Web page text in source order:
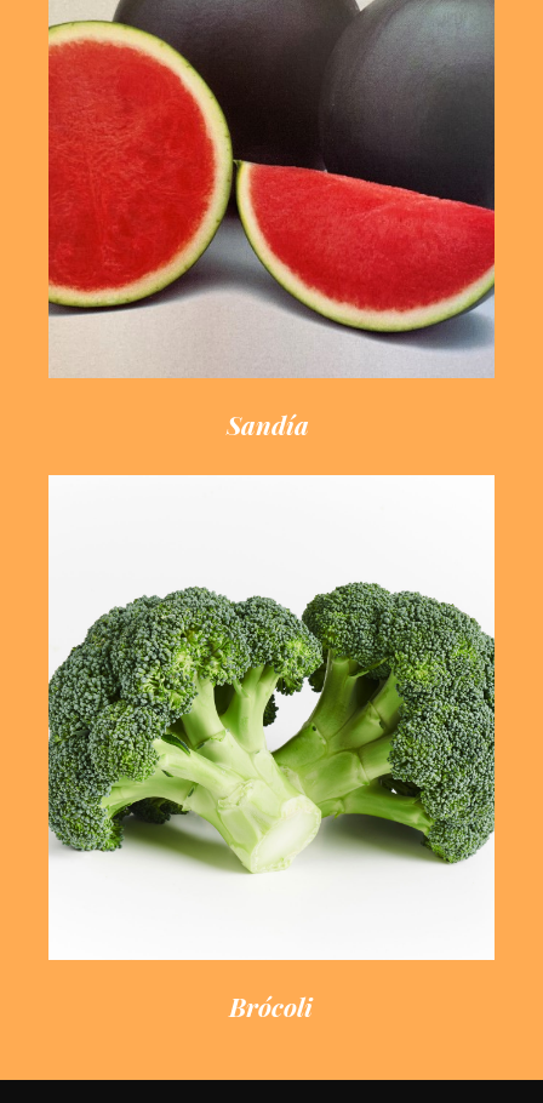
Sandía
Frescura y sabor
Sandía
Brócoli
Calidad, sabor y salud.
Saber Más
Brócoli